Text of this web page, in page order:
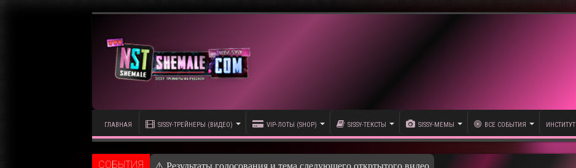
ГЛАВНАЯ SISSY-ТРЕЙНЕРЫ (ВИДЕО) VIP-ЛОТЫ (SHOP) SISSY-ТЕКСТЫ SISSY-МЕМЫ ВСЕ СОБЫТИЯ ИНСТИТУТ
CОБЫТИЯ